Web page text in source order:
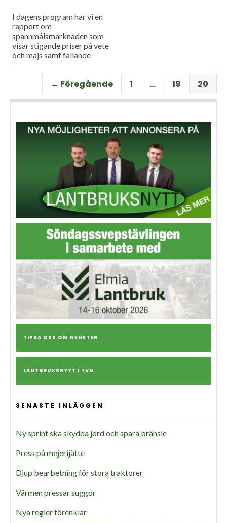
I dagens program har vi en
rapport om
spannmålsmarknaden som
visar stigande priser på vete
och majs samt fallande
premiär för vårt
måndagsprogram med en
längre intervju med Erik
Stjerndahl vd för HIR Skåne,
fältdagar.
← Föregående 1 … 19 20
TIPSA OSS OM NYHETER
LANTBRUKSNYTT I TVN
SENASTE INLÄGGEN
Ny sprint ska skydda jord och spara bränsle
Press på mejerijätte
Djup bearbetning för stora traktorer
Värmen pressar suggor
Nya regler förenklar